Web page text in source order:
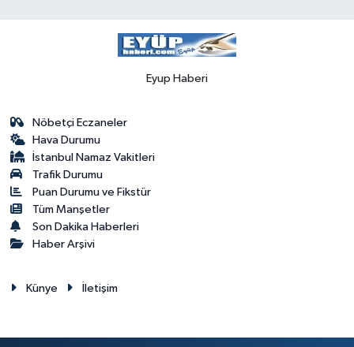
Eyup Haberi
Nöbetçi Eczaneler
Hava Durumu
İstanbul Namaz Vakitleri
Trafik Durumu
Puan Durumu ve Fikstür
Tüm Manşetler
Son Dakika Haberleri
Haber Arşivi
Künye İletişim